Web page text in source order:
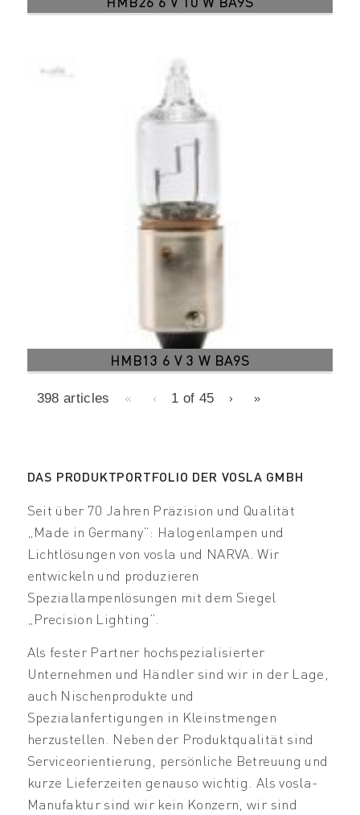
HMB13 6 V 3 W BA9S
398 articles « ‹ 1 of45 › »
DAS PRODUKTPORTFOLIO DER VOSLA GMBH
Seit über 70 Jahren Präzision und Qualität
„Made in Germany“: Halogenlampen und
Lichtlösungen von vosla und NARVA. Wir
entwickeln und produzieren
Speziallampenlösungen mit dem Siegel
„Precision Lighting“.
Als fester Partner hochspezialisierter
Unternehmen und Händler sind wir in der Lage,
auch Nischenprodukte und
Spezialanfertigungen in Kleinstmengen
herzustellen. Neben der Produktqualität sind
Serviceorientierung, persönliche Betreuung und
kurze Lieferzeiten genauso wichtig. Als vosla-
Manufaktur sind wir kein Konzern, wir sind